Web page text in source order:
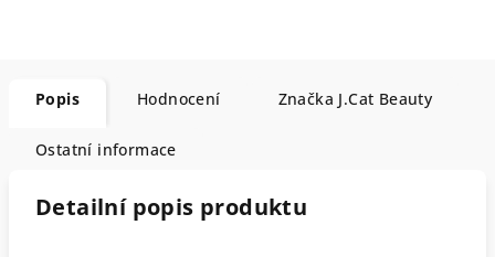
Popis Hodnocení Značka J.Cat Beauty
Ostatní informace
Detailní popis produktu